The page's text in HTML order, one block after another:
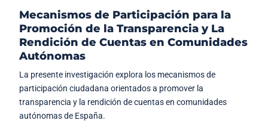
Mecanismos de Participación para la
Promoción de la Transparencia y La
Rendición de Cuentas en Comunidades
Autónomas
La presente investigación explora los mecanismos de
participación ciudadana orientados a promover la
transparencia y la rendición de cuentas en comunidades
autónomas de España.